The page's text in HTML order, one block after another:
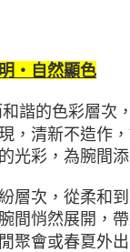
・自然顯色
諧的色彩層次
，清新不造作
光彩，為腕間
層次，從柔和
間悄然展開，
聚會或春夏外